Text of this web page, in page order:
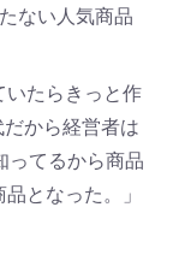
ない人気商品
いたらきっと作
から経営者は
ってるから商品
となった。」